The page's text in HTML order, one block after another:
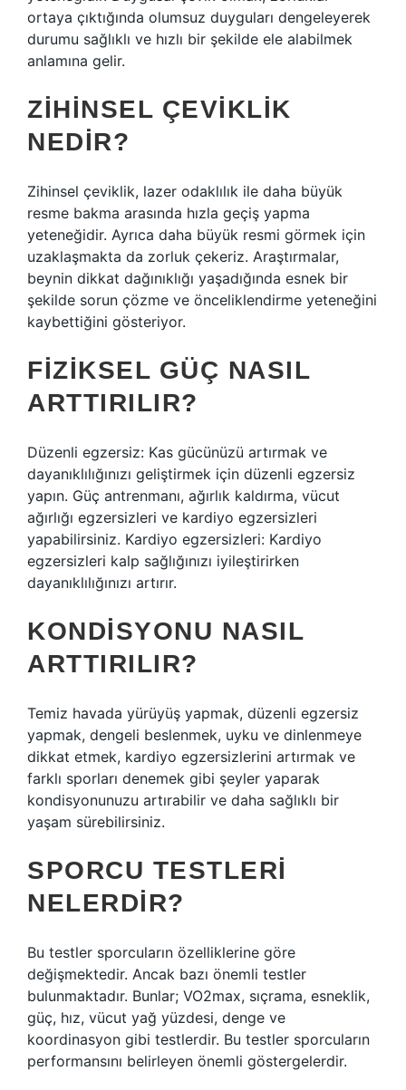
ortaya çıktığında olumsuz duyguları dengeleyerek
durumu sağlıklı ve hızlı bir şekilde ele alabilmek
anlamına gelir.
ZIHINSEL ÇEVIKLIK
NEDIR?
Zihinsel çeviklik, lazer odaklılık ile daha büyük
resme bakma arasında hızla geçiş yapma
yeteneğidir. Ayrıca daha büyük resmi görmek için
uzaklaşmakta da zorluk çekeriz. Araştırmalar,
beynin dikkat dağınıklığı yaşadığında esnek bir
şekilde sorun çözme ve önceliklendirme yeteneğini
kaybettiğini gösteriyor.
FIZIKSEL GÜÇ NASIL
ARTTIRILIR?
Düzenli egzersiz: Kas gücünüzü artırmak ve
dayanıklılığınızı geliştirmek için düzenli egzersiz
yapın. Güç antrenmanı, ağırlık kaldırma, vücut
ağırlığı egzersizleri ve kardiyo egzersizleri
yapabilirsiniz. Kardiyo egzersizleri: Kardiyo
egzersizleri kalp sağlığınızı iyileştirirken
dayanıklılığınızı artırır.
KONDISYONU NASIL
ARTTIRILIR?
Temiz havada yürüyüş yapmak, düzenli egzersiz
yapmak, dengeli beslenmek, uyku ve dinlenmeye
dikkat etmek, kardiyo egzersizlerini artırmak ve
farklı sporları denemek gibi şeyler yaparak
kondisyonunuzu artırabilir ve daha sağlıklı bir
yaşam sürebilirsiniz.
SPORCU TESTLERI
NELERDIR?
Bu testler sporcuların özelliklerine göre
değişmektedir. Ancak bazı önemli testler
bulunmaktadır. Bunlar; VO2max, sıçrama, esneklik,
güç, hız, vücut yağ yüzdesi, denge ve
koordinasyon gibi testlerdir. Bu testler sporcuların
performansını belirleyen önemli göstergelerdir.